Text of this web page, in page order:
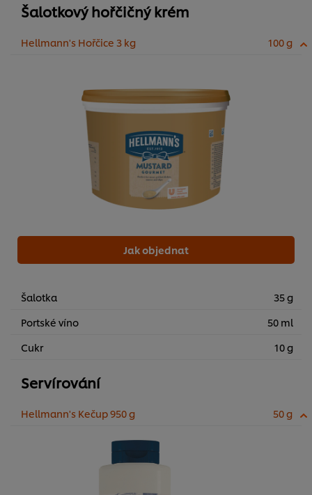
Šalotkový hořčičný krém
Hellmann's Hořčice 3 kg 100 g
Jak objednat
Šalotka
35 g
Portské víno
50 ml
Cukr
10 g
Servírování
Hellmann's Kečup 950 g 50 g